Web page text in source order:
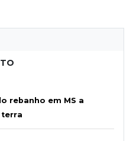
rebanho em MS a
terra